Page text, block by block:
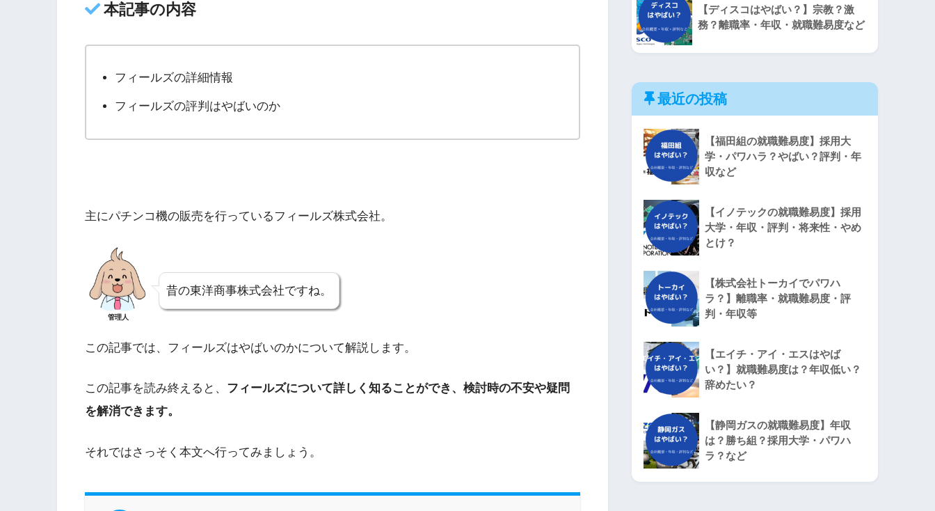
本記事の内容
フィールズの詳細情報
フィールズの評判はやばいのか
主にパチンコ機の販売を行っているフィールズ株式会社。
管理人
昔の東洋商事株式会社ですね。
この記事では、フィールズはやばいのかについて解説します。
この記事を読み終えると、 フィールズについて詳しく知ることができ、検討時の不安や疑問
を解消できます。
それではさっそく本文へ行ってみましょう。
【ディスコはやばい？】宗教？激
務？離職率・年収・就職難易度など
最近の投稿
【福田組の就職難易度】採用大
学・パワハラ？やばい？評判・年
収など
【イノテックの就職難易度】採用
大学・年収・評判・将来性・やめ
とけ？
【株式会社トーカイでパワハ
ラ？】離職率・就職難易度・評
判・年収等
【エイチ・アイ・エスはやば
い？】就職難易度は？年収低い？
辞めたい？
【静岡ガスの就職難易度】年収
は？勝ち組？採用大学・パワハ
ラ？など